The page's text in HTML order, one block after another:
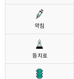
약침
뜸 치료